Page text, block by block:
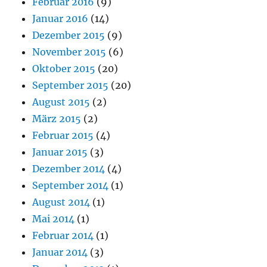
Januar 2016 (14)
Dezember 2015 (9)
November 2015 (6)
Oktober 2015 (20)
September 2015 (20)
August 2015 (2)
März 2015 (2)
Februar 2015 (4)
Januar 2015 (3)
Dezember 2014 (4)
September 2014 (1)
August 2014 (1)
Mai 2014 (1)
Februar 2014 (1)
Januar 2014 (3)